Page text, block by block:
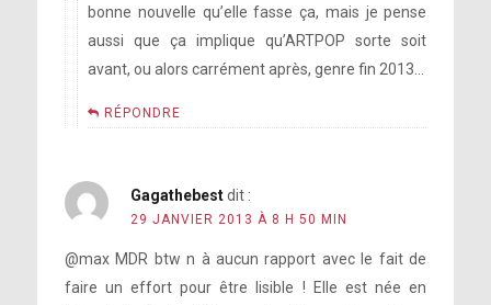
bonne nouvelle qu’elle fasse ça, mais je pense
aussi que ça implique qu’ARTPOP sorte soit
avant, ou alors carrément après, genre fin 2013…
RÉPONDRE
Gagathebest dit :
29 JANVIER 2013 À 8 H 50 MIN
@max MDR btw n à aucun rapport avec le fait de
faire un effort pour être lisible ! Elle est née en